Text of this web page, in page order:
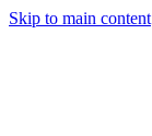
Skip to main content